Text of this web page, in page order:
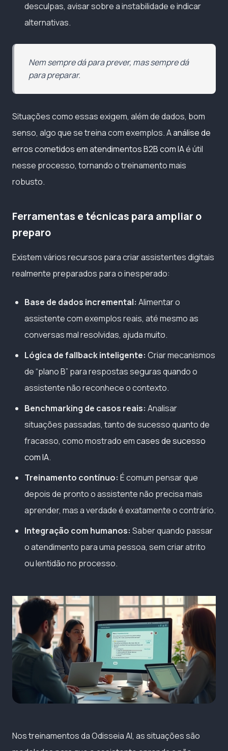
desculpas, avisar sobre a instabilidade e indicar
alternativas.
Nem sempre dá para prever, mas sempre dá
para preparar.
Situações como essas exigem, além de dados, bom
senso, algo que se treina com exemplos. Aanálise de
erros cometidos em atendimentos B2B com IAé útil
nesse processo, tornando o treinamento mais
robusto.
Ferramentas e técnicas para ampliar o
preparo
Existem vários recursos para criar assistentes digitais
realmente preparados para o inesperado:
Base de dados incremental: Alimentar o
assistente com exemplos reais, até mesmo as
conversas mal resolvidas, ajuda muito.
Lógica de fallback inteligente: Criar mecanismos
de “plano B” para respostas seguras quando o
assistente não reconhece o contexto.
Benchmarking de casos reais: Analisar
situações passadas, tanto de sucesso quanto de
fracasso, como mostrado emcases de sucesso
com IA.
Treinamento contínuo: É comum pensar que
depois de pronto o assistente não precisa mais
aprender, mas a verdade é exatamente o contrário.
Integração com humanos: Saber quando passar
o atendimento para uma pessoa, sem criar atrito
ou lentidão no processo.
Nos treinamentos da Odisseia AI, as situações são